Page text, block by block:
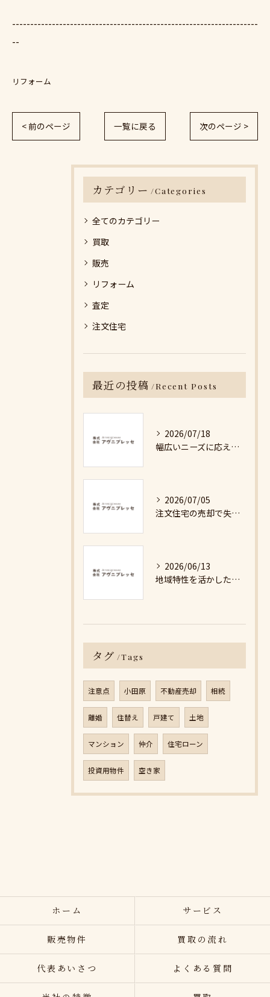
--------------------------------------------------------------------
--
リフォーム
< 前のページ 一覧に戻る 次のページ >
カテゴリー Categories
全てのカテゴリー
買取
販売
リフォーム
査定
注文住宅
最近の投稿 Recent Posts
2026/07/18
幅広いニーズに応える不動産売却の現実と対策
2026/07/05
注文住宅の売却で失敗しないための詳細ガイド
2026/06/13
地域特性を活かした最適な不動産売却戦略の秘訣
タグ Tags
注意点 小田原 不動産売却 相続
離婚 住替え 戸建て 土地
マンション 仲介 住宅ローン
投資用物件 空き家
ホーム サービス
販売物件 買取の流れ
代表あいさつ よくある質問